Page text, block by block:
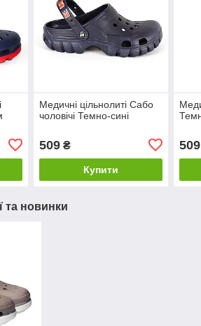
Медичні цільнолиті Сабо
чоловічі Темно-сині
509₴
Купити
509
та новинки